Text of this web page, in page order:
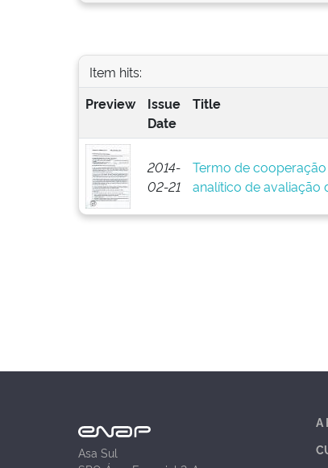
Item hits:
Preview
Issue
Date
Title
2014-
02-21
Termo de
analítico de avaliação
Asa Sul
A